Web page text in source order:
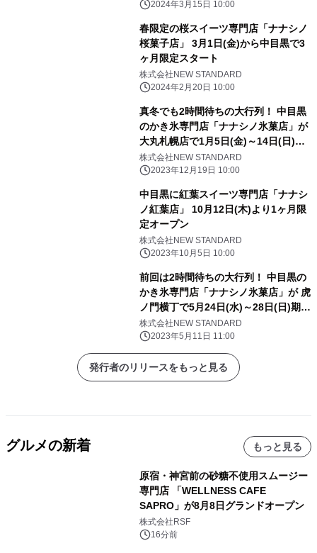
2024年3月15日 10:00
春限定の桜スイーツ専門店「ナナシノ
桜菓子店」 3月1日(金)から中目黒で3
ヶ月限定スタート
株式会社NEW STANDARD
2024年2月20日 10:00
真冬でも2時間待ちの大行列！ 中目黒
のかき氷専門店「ナナシノ氷菓店」が
大丸札幌店で1月5日(金)～14日(日)期
間限定POP UP出店
株式会社NEW STANDARD
2023年12月19日 10:00
中目黒に紅葉スイーツ専門店「ナナシ
ノ紅葉店」 10月12日(木)より1ヶ月限
定オープン
株式会社NEW STANDARD
2023年10月5日 10:00
前回は2時間待ちの大行列！ 中目黒の
かき氷専門店「ナナシノ氷菓店」が 虎
ノ門横丁で5月24日(水)～28日(日)期間
限定POP UP出店
株式会社NEW STANDARD
2023年5月11日 11:00
発行者のリリースをもっと見る
グルメの新着 もっと見る
原宿・神宮前の砂糖不使用スムージー
専門店 「WELLNESS CAFE
SAPRO」が8月8日グランドオープン
株式会社RSF
16分前